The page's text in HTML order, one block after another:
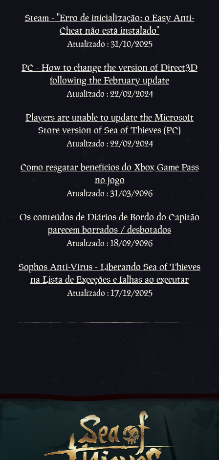
Steam - ''Erro de inicialização: o Easy Anti-
Cheat não está instalado''
Atualizado : 31/10/2025
PC - How to change the version of Direct3D
following the February update
Atualizado : 22/02/2024
Players are unable to update the Microsoft
Store version of Sea of Thieves (PC)
Atualizado : 22/02/2024
Como resgatar benefícios do Xbox Game Pass
no jogo
Atualizado : 31/03/2026
Os conteúdos de Diários de Bordo do Capitão
parecem borrados / desbotados
Atualizado : 18/02/2026
Sophos Anti-Virus - Liberando Sea of Thieves
na Lista de Exceções e falhas ao executar
Atualizado : 17/12/2025